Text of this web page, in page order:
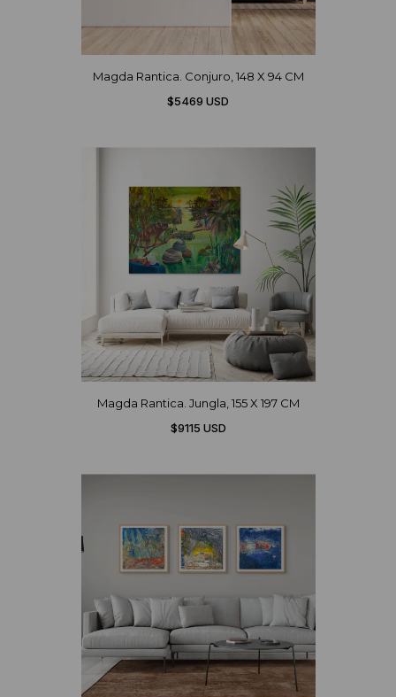
Magda Rantica. Conjuro, 148 X 94 CM
$5469 USD
Magda Rantica. Jungla, 155 X 197 CM
$9115 USD